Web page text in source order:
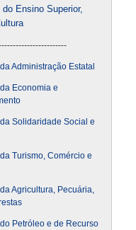
do Ensino Superior,
Administração Estatal
Economia e
Solidaridade Social e
Turismo, Comércio e
Agricultura, Pecuária,
Petróleo e de Recurso